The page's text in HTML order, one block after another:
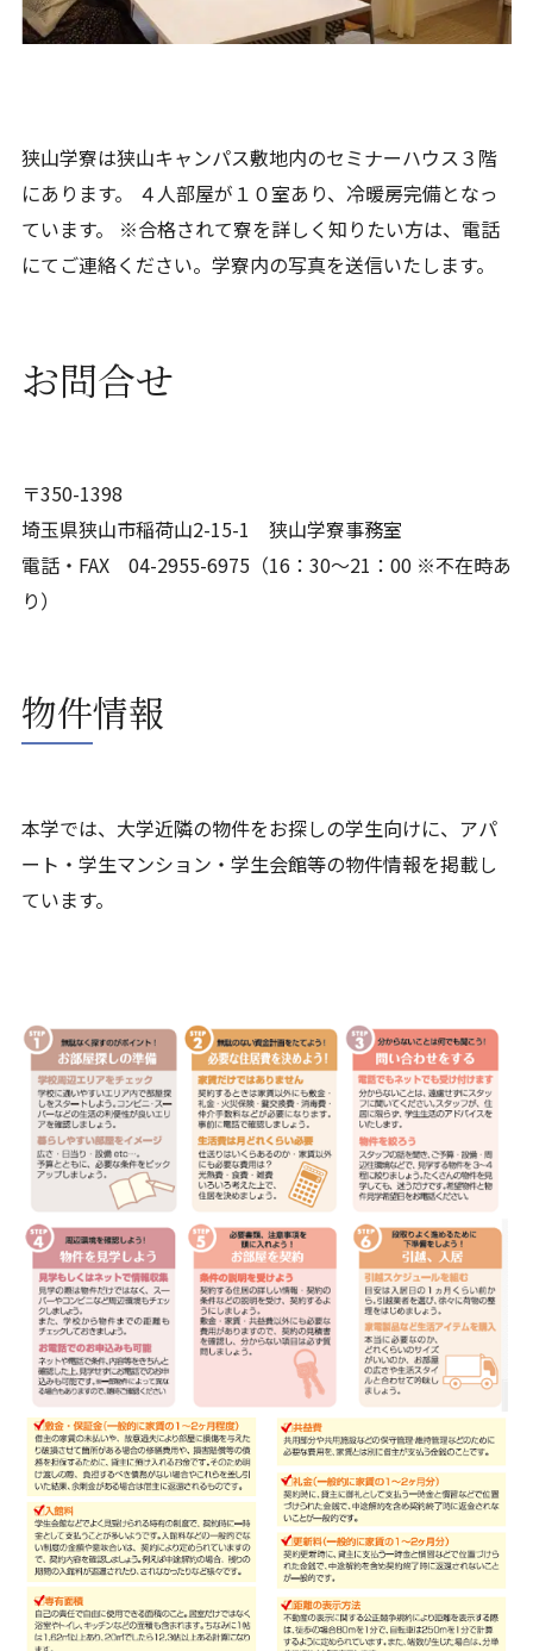
狭山学寮は狭山キャンパス敷地内のセミナーハウス３階
にあります。 ４人部屋が１０室あり、冷暖房完備となっ
ています。 ※合格されて寮を詳しく知りたい方は、電話
にてご連絡ください。学寮内の写真を送信いたします。
お問合せ
〒350-1398
埼玉県狭山市稲荷山2-15-1 狭山学寮事務室
電話・FAX 04-2955-6975（16：30～21：00 ※不在時あ
り）
物件情報
本学では、大学近隣の物件をお探しの学生向けに、アパ
ート・学生マンション・学生会館等の物件情報を掲載し
ています。